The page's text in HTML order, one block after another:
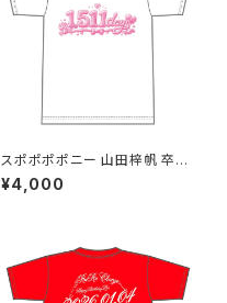
スポポポポニー 山田梓帆 卒業
記念Tシャツ S〜XLサイズ
¥4,000